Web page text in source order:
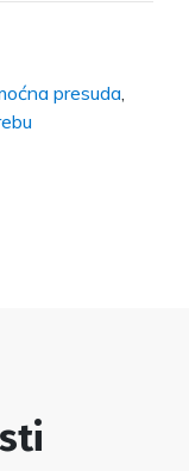
presuda